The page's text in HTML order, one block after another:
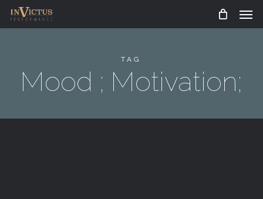
Skip
to
TAG
Mood ; Motivation;